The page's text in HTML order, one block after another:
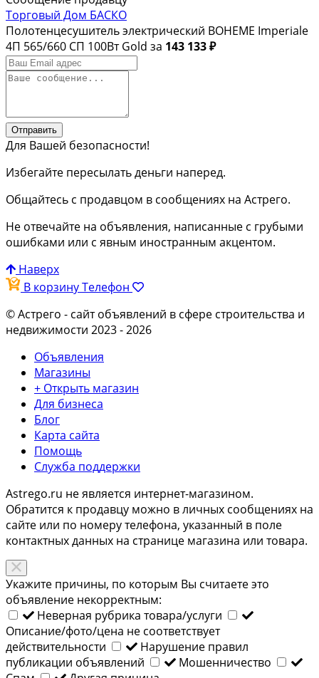
Торговый Дом БАСКО
Полотенцесушитель электрический BOHEME Imperiale
4П 565/660 СП 100Вт Gold за 143 133 ₽
Отправить
Для Вашей безопасности!
Избегайте пересылать деньги наперед.
Общайтесь с продавцом в сообщениях на Астрего.
Не отвечайте на объявления, написанные с грубыми
ошибками или с явным иностранным акцентом.
Наверх
В корзинуТелефон
© Астрего - сайт объявлений в сфере строительства и
недвижимости 2023 - 2026
Объявления
Магазины
+ Открыть магазин
Для бизнеса
Блог
Карта сайта
Помощь
Служба поддержки
Astrego.ru не является интернет-магазином.
Обратится к продавцу можно в личных сообщениях на
сайте или по номеру телефона, указанный в поле
контактных данных на странице магазина или товара.
Укажите причины, по которым Вы считаете это
объявление некорректным:
Неверная рубрика товара/услуги
Описание/фото/цена не соответствует
действительности
Нарушение правил
публикации объявлений
Мошенничество